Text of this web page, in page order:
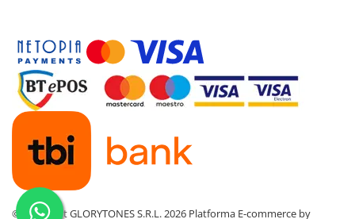
Controllere MIDI - USB DAW
Genti pentru DJ
Mixere DJ
Platane DJ
Samplere si controllere
Stative si pupitre DJ
Cabluri si conectori
Cabluri adaptoare, cabluri Y
©Copyright GLORYTONES S.R.L. 2026 Platforma E-commerce by